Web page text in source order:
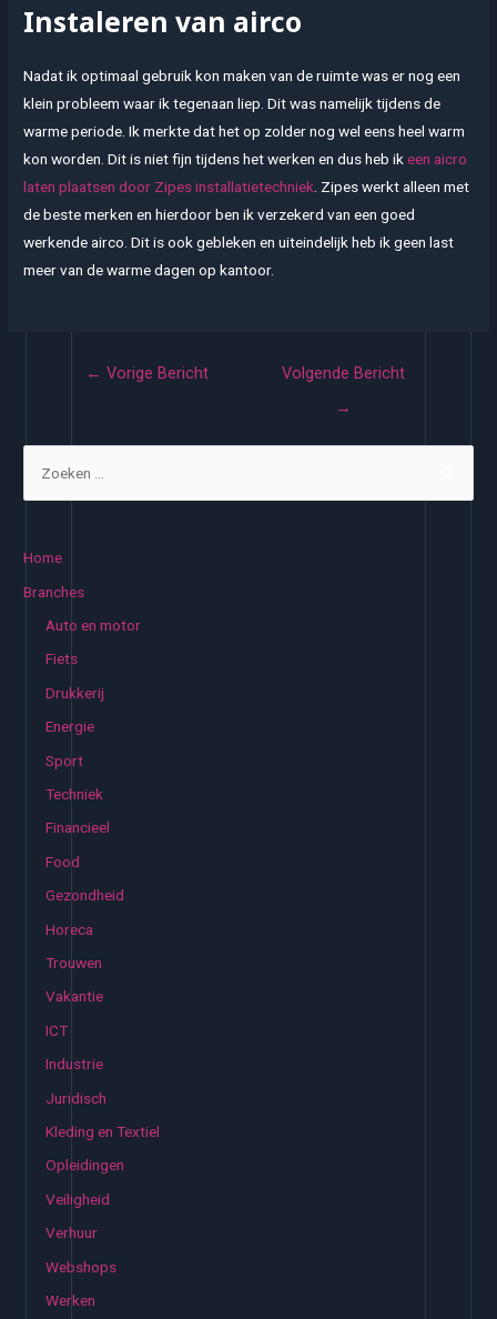
Instaleren van airco
Nadat ik optimaal gebruik kon maken van de ruimte was er nog een
klein probleem waar ik tegenaan liep. Dit was namelijk tijdens de
warme periode. Ik merkte dat het op zolder nog wel eens heel warm
kon worden. Dit is niet fijn tijdens het werken en dus heb ikeen aicro
laten plaatsen door Zipes installatietechniek. Zipes werkt alleen met
de beste merken en hierdoor ben ik verzekerd van een goed
werkende airco. Dit is ook gebleken en uiteindelijk heb ik geen last
meer van de warme dagen op kantoor.
← Vorige Bericht
Volgende Bericht
→
Home
Branches
Auto en motor
Fiets
Drukkerij
Energie
Sport
Techniek
Financieel
Food
Gezondheid
Horeca
Trouwen
Vakantie
ICT
Industrie
Juridisch
Kleding en Textiel
Opleidingen
Veiligheid
Verhuur
Webshops
Werken